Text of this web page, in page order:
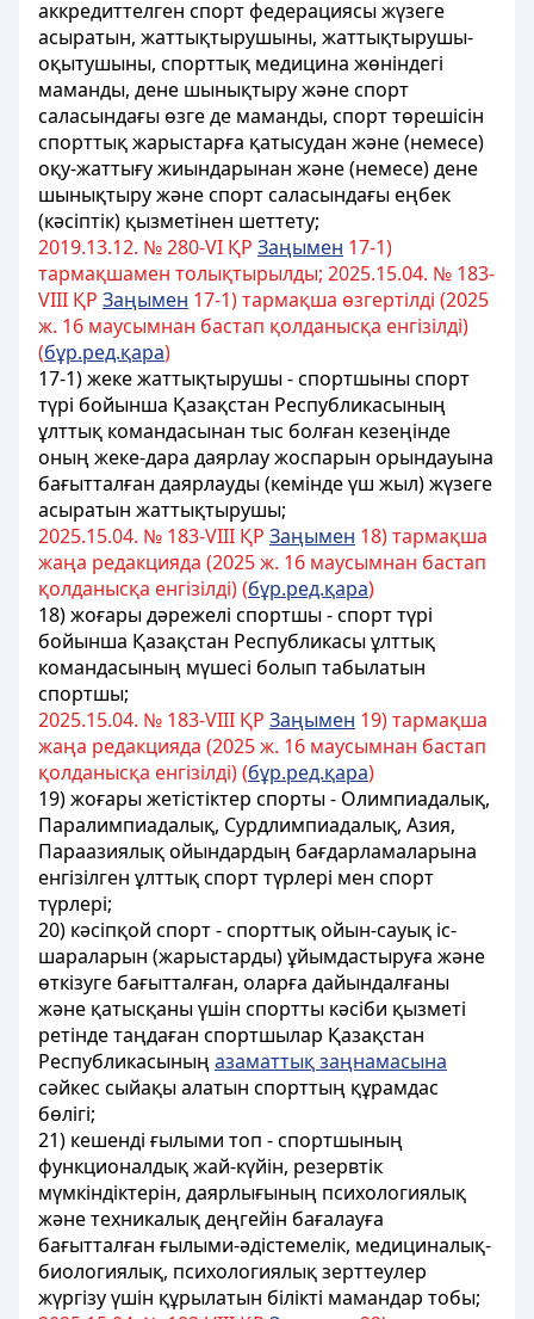
аккредиттелген спорт федерациясы жүзеге
асыратын, жаттықтырушыны, жаттықтырушы-
оқытушыны, спорттық медицина жөніндегі
маманды, дене шынықтыру және спорт
саласындағы өзге де маманды, спорт төрешісін
спорттық жарыстарға қатысудан және (немесе)
оқу-жаттығу жиындарынан және (немесе) дене
шынықтыру және спорт саласындағы еңбек
(кәсіптік) қызметінен шеттету;
2019.13.12. № 280-VI ҚР Заңымен 17-1)
тармақшамен толықтырылды; 2025.15.04. № 183-
VIII ҚР Заңымен 17-1) тармақша өзгертілді (2025
ж. 16 маусымнан бастап қолданысқа енгізілді)
(бұр.ред.қара)
17-1) жеке жаттықтырушы - спортшыны спорт
түрі бойынша Қазақстан Республикасының
ұлттық командасынан тыс болған кезеңінде
оның жеке-дара даярлау жоспарын орындауына
бағытталған даярлауды (кемінде үш жыл) жүзеге
асыратын жаттықтырушы;
2025.15.04. № 183-VIII ҚР Заңымен 18) тармақша
жаңа редакцияда (2025 ж. 16 маусымнан бастап
қолданысқа енгізілді) (бұр.ред.қара)
18) жоғары дəрежелі спортшы - спорт түрі
бойынша Қазақстан Республикасы ұлттық
командасының мүшесі болып табылатын
спортшы;
2025.15.04. № 183-VIII ҚР Заңымен 19) тармақша
жаңа редакцияда (2025 ж. 16 маусымнан бастап
қолданысқа енгізілді) (бұр.ред.қара)
19) жоғары жетістіктер спорты - Олимпиадалық,
Паралимпиадалық, Сурдлимпиадалық, Азия,
Параазиялық ойындардың бағдарламаларына
енгізілген ұлттық спорт түрлері мен спорт
түрлері;
20) кәсiпқой спорт - спорттық ойын-сауық іс-
шараларын (жарыстарды) ұйымдастыруға және
өткізуге бағытталған, оларға дайындалғаны
және қатысқаны үшін спортты кәсіби қызметі
ретінде таңдаған спортшылар Қазақстан
Республикасыныңазаматтық заңнамасына
сәйкес сыйақы алатын спорттың құрамдас
бөлігі;
21) кешендi ғылыми топ - спортшының
функционалдық жай-күйін, резервтік
мүмкіндіктерін, даярлығының психологиялық
және техникалық деңгейін бағалауға
бағытталған ғылыми-әдiстемелiк, медициналық-
биологиялық, психологиялық зерттеулер
жүргiзу үшiн құрылатын бiлiктi мамандар тобы;